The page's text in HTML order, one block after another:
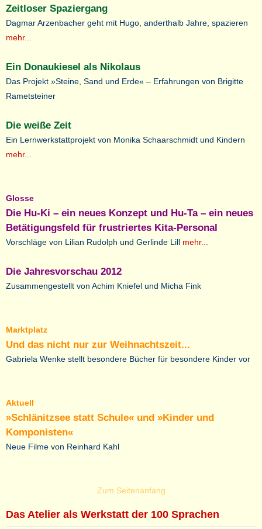
Zeitloser Spaziergang
Dagmar Arzenbacher geht mit Hugo, anderthalb Jahre, spazieren
mehr...
Ein Donaukiesel als Nikolaus
Das Projekt »Steine, Sand und Erde« – Erfahrungen von Brigitte
Rametsteiner
Die weiße Zeit
Ein Lernwerkstattprojekt von Monika Schaarschmidt und Kindern
mehr...
Glosse
Die Hu-Ki – ein neues Konzept und Hu-Ta – ein neues
Betätigungsfeld für frustriertes Kita-Personal
Vorschläge von Lilian Rudolph und Gerlinde Lill mehr...
Die Jahresvorschau 2012
Zusammengestellt von Achim Kniefel und Micha Fink
Marktplatz
Und das nicht nur zur Weihnachtszeit...
Gabriela Wenke stellt besondere Bücher für besondere Kinder vor
Aktuell
»Schlänitzsee statt Schule« und »Kinder und
Komponisten«
Neue Filme von Reinhard Kahl
Zum Seitenanfang
Das Atelier als Werkstatt der 100 Sprachen